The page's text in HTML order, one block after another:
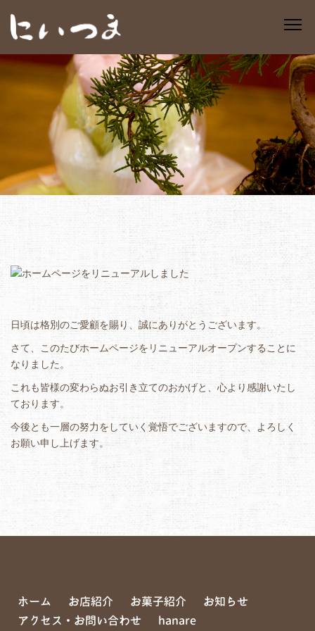
日頃は格別のご愛顧を賜り、誠にありがとうございます。
さて、このたびホームページをリニューアルオープンすることに
なりました。
これも皆様の変わらぬお引き立てのおかげと、心より感謝いたし
ております。
今後とも一層の努力をしていく覚悟でございますので、よろしく
お願い申し上げます。
ホーム お店紹介 お菓子紹介
お知らせ
アクセス・お問い合わせ
hanare